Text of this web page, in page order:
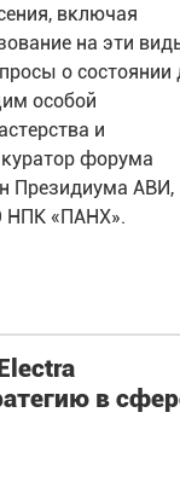
включая
на эти
о состоянии
особой
и
куратор форума
Президиума АВИ,
НПК «ПАНХ».
в